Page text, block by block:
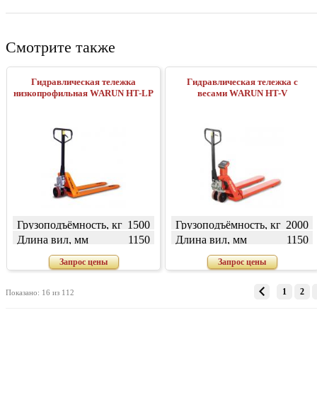
Смотрите также
Гидравлическая тележка
низкопрофильная WARUN HT-LP
Грузоподъёмность, кг 1500
Длина вил, мм
1150
Запрос цены
Гидравлическая тележка с
весами WARUN HT-V
Грузоподъёмность, кг 2000
Длина вил, мм
1150
Запрос цены
Показано: 16 из 112 1 2